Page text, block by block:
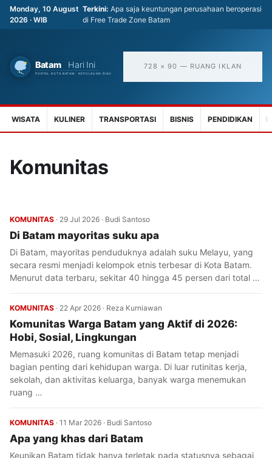
Monday, 10 August
2026 · WIB
Terkini: Apa saja keuntungan perusahaan beroperasi
di Free Trade Zone Batam
728 × 90 — RUANG IKLAN
WISATA KULINER TRANSPORTASI BISNIS PENDIDIKAN
Komunitas
KOMUNITAS · 29 Jul 2026 · Budi Santoso
Di Batam mayoritas suku apa
Di Batam, mayoritas penduduknya adalah suku Melayu, yang
secara resmi menjadi kelompok etnis terbesar di Kota Batam.
Menurut data terbaru, sekitar 40 hingga 45 persen dari total …
KOMUNITAS · 22 Apr 2026 · Reza Kurniawan
Komunitas Warga Batam yang Aktif di 2026:
Hobi, Sosial, Lingkungan
Memasuki 2026, ruang komunitas di Batam tetap menjadi
bagian penting dari kehidupan warga. Di luar rutinitas kerja,
sekolah, dan aktivitas keluarga, banyak warga menemukan
ruang …
KOMUNITAS · 11 Mar 2026 · Budi Santoso
Apa yang khas dari Batam
Keunikan Batam tidak hanya terletak pada statusnya sebagai